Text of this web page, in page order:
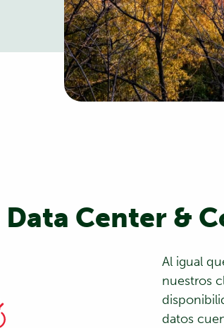
Data Center &
Al igual
nuestros
datos